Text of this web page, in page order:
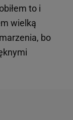
to i
wielką
bo